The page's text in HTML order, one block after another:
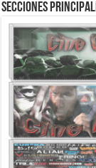
Secciones